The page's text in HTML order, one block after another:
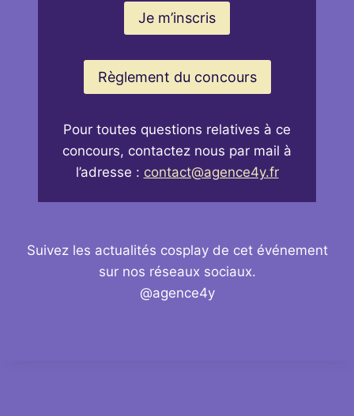
Je m’inscris
Règlement du concours
Pour toutes questions relatives à ce
concours, contactez nous par mail à
l’adresse : contact@agence4y.fr
Suivez les actualités cosplay de cet événement
sur nos réseaux sociaux.
@agence4y